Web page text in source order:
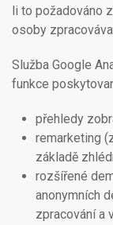
li to požadováno
osoby
Služba Google
funkce
přehledy
remarketing
základě
rozšířené
anonymních
zpracování a